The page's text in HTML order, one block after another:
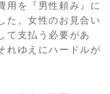
用を『男性頼み』に
た。女性のお見合い
て支払う必要があ
れゆえにハードルが